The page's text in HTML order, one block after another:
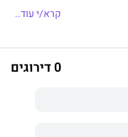
קרא/י עוד..
0 דירוגים